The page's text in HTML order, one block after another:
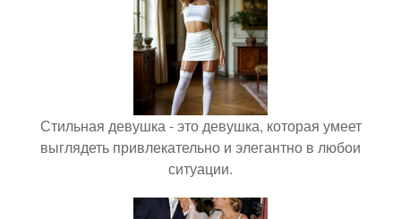
Стильная девушка - это девушка, которая умеет
выглядеть привлекательно и элегантно в любои
ситуации.